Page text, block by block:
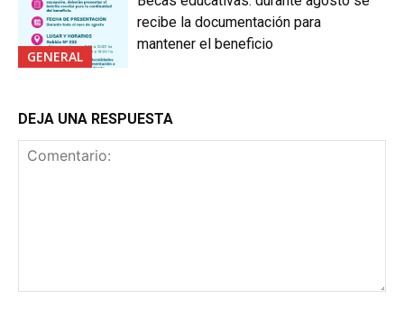
GENERAL
recibe la documentación para
mantener el beneficio
DEJA UNA RESPUESTA